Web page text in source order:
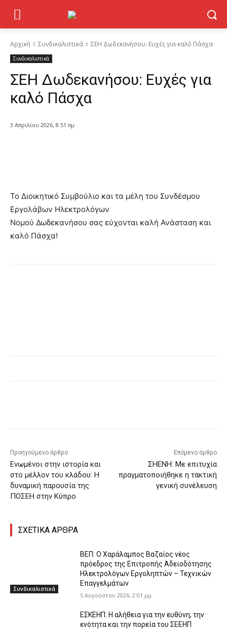
Αρχική Συνδικαλιστικά ΣΕΗ Δωδεκανήσου: Ευχές για καλό Πάσχα
Συνδικαλιστικά
ΣΕΗ Δωδεκανήσου: Ευχές για
καλό Πάσχα
3 Απριλίου 2026, 8:51 πμ
To Διοικητικό Συμβούλιο και τα μέλη του Συνδέσμου
Εργολάβων Ηλεκτρολόγων
Νομού Δωδεκανήσου σας εύχονται καλή Ανάσταση και
καλό Πάσχα!
Προηγούμενο άρθρο
Ενωμένοι στην ιστορία και
στο μέλλον του κλάδου: Η
δυναμική παρουσία της
ΠΟΣΕΗ στην Κύπρο
Επόμενο άρθρο
ΣΗΕΝΗ: Με επιτυχία
πραγματοποιήθηκε η τακτική
γενική συνέλευση
ΣΧΕΤΙΚΑ ΑΡΘΡΑ
Συνδικαλιστικά
ΒΕΠ: Ο Χαράλαμπος Βαζαίος νέος
πρόεδρος της Επιτροπής Αδειοδότησης
Ηλεκτρολόγων Εργοληπτών – Τεχνικών
Επαγγελμάτων
5 Αυγούστου 2026, 2:01 μμ
ΕΣΚΕΗΠ: Η αλήθεια για την ευθύνη, την
ενότητα και την πορεία του ΣΕΕΗΠ